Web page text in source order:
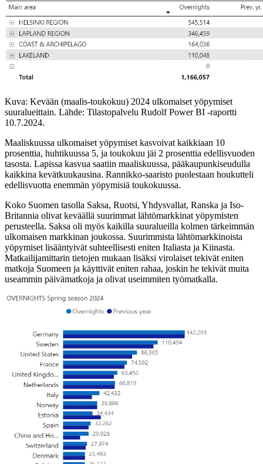
Kuva: Kevään (maalis-toukokuu) 2024 ulkomaiset yöpymiset
suuralueittain. Lähde: Tilastopalvelu Rudolf Power BI -raportti
10.7.2024.
Maaliskuussa ulkomaiset yöpymiset kasvoivat kaikkiaan 10
prosenttia, huhtikuussa 5, ja toukokuu jäi 2 prosenttia edellisvuoden
tasosta. Lapissa kasvua saatiin maaliskuussa, pääkaupunkiseudulla
kaikkina kevätkuukausina. Rannikko-saaristo puolestaan houkutteli
edellisvuotta enemmän yöpymisiä toukokuussa.
Koko Suomen tasolla Saksa, Ruotsi, Yhdysvallat, Ranska ja Iso-
Britannia olivat keväällä suurimmat lähtömarkkinat yöpymisten
perusteella. Saksa oli myös kaikilla suuralueilla kolmen tärkeimmän
ulkomaisen markkinan joukossa. Suurimmista lähtömarkkinoista
yöpymiset lisääntyivät suhteellisesti eniten Italiasta ja Kiinasta.
Matkailijamittarin tietojen mukaan lisäksi virolaiset tekivät eniten
matkoja Suomeen ja käyttivät eniten rahaa, joskin he tekivät muita
useammin päivämatkoja ja olivat useimmiten työmatkalla.